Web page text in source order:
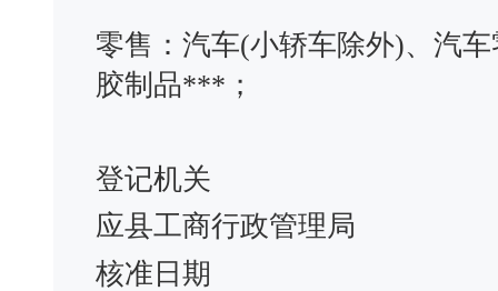
零售：汽车(小轿车除外)、汽
胶制品***；
登记机关
应县工商行政管理局
核准日期